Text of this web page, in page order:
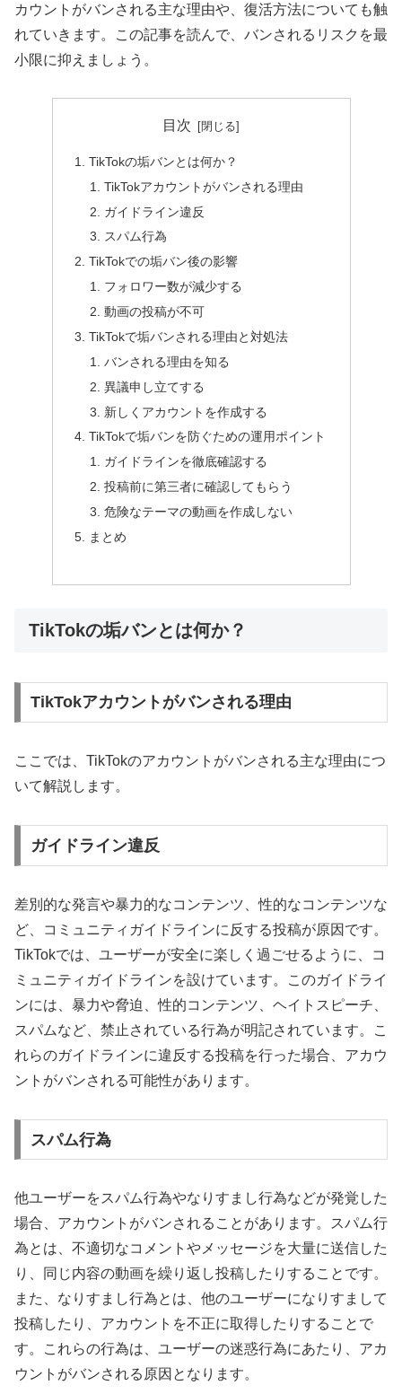
カウントがバンされる主な理由や、復活方法についても触
れていきます。この記事を読んで、バンされるリスクを最
小限に抑えましょう。
目次
TikTokの垢バンとは何か？
TikTokアカウントがバンされる理由
ガイドライン違反
スパム行為
TikTokでの垢バン後の影響
フォロワー数が減少する
動画の投稿が不可
TikTokで垢バンされる理由と対処法
バンされる理由を知る
異議申し立てする
新しくアカウントを作成する
TikTokで垢バンを防ぐための運用ポイント
ガイドラインを徹底確認する
投稿前に第三者に確認してもらう
危険なテーマの動画を作成しない
まとめ
TikTokの垢バンとは何か？
TikTokアカウントがバンされる理由
ここでは、TikTokのアカウントがバンされる主な理由につ
いて解説します。
ガイドライン違反
差別的な発言や暴力的なコンテンツ、性的なコンテンツな
ど、コミュニティガイドラインに反する投稿が原因です。
TikTokでは、ユーザーが安全に楽しく過ごせるように、コ
ミュニティガイドラインを設けています。このガイドライ
ンには、暴力や脅迫、性的コンテンツ、ヘイトスピーチ、
スパムなど、禁止されている行為が明記されています。こ
れらのガイドラインに違反する投稿を行った場合、アカウ
ントがバンされる可能性があります。
スパム行為
他ユーザーをスパム行為やなりすまし行為などが発覚した
場合、アカウントがバンされることがあります。スパム行
為とは、不適切なコメントやメッセージを大量に送信した
り、同じ内容の動画を繰り返し投稿したりすることです。
また、なりすまし行為とは、他のユーザーになりすまして
投稿したり、アカウントを不正に取得したりすることで
す。これらの行為は、ユーザーの迷惑行為にあたり、アカ
ウントがバンされる原因となります。